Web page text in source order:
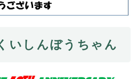
しんぼうちゃん